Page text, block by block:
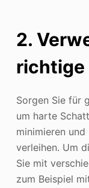
2.
richtige
Sorgen Sie für
um harte
minimieren
verleihen. Um
Sie mit
zum Beispiel